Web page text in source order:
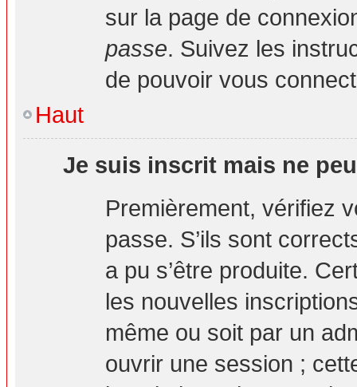
sur la page de
passe. Suivez les
de pouvoir vous
Haut
Je suis inscrit mais ne
Premièrement, vérifiez
passe. S’ils sont
a pu s’être produite.
les nouvelles
même ou soit par un
ouvrir une session ;